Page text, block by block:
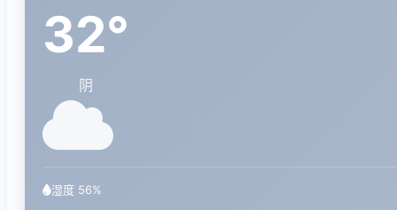
32°
阴
湿度 56%